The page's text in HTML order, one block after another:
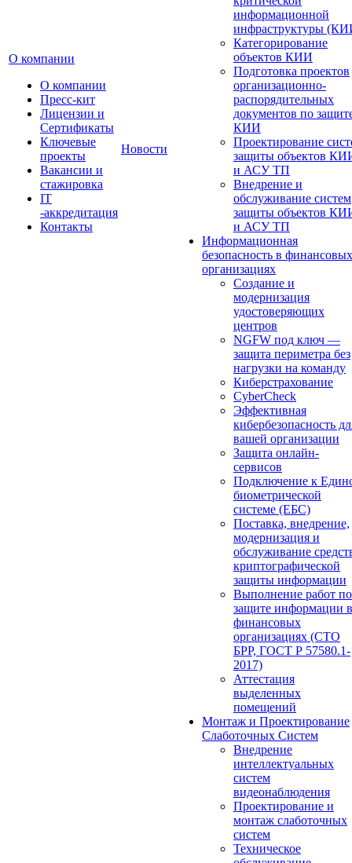
О компании
О компании
Пресс-кит
Лицензии и
Сертификаты
Ключевые
проекты
Вакансии и
стажировка
IT
-аккредитация
Контакты
Новости
информационной
инфраструктуры
Категорирование
объектов КИИ
Подготовка проектов
организационно-
распорядительных
документов по
КИИ
Проектирование
защиты объектов
и АСУ ТП
Внедрение и
обслуживание систем
защиты объектов
и АСУ ТП
Информационная
безопасность в финансовых
организациях
Создание и
модернизация
удостоверяющих
центров
NGFW под ключ —
защита периметра без
нагрузки на команду
Киберстрахование
CyberCheck
Эффективная
кибербезопасность
вашей организации
Защита онлайн-
сервисов
Подключение к
биометрической
системе (ЕБС)
Поставка, внедрение,
модернизация и
обслуживание
криптографической
защиты информации
Выполнение работ по
защите информации в
финансовых
организациях (СТО
БРР, ГОСТ Р 57580.1-
2017)
Аттестация
выделенных
помещений
Монтаж и Проектирование
Слаботочных Систем
Внедрение
интеллектуальных
систем
видеонаблюдения
Проектирование и
монтаж слаботочных
систем
Техническое